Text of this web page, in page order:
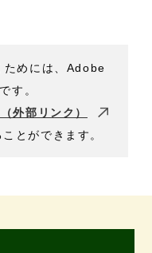
ためには、Adobe
す。
外部リンク）
とができます。